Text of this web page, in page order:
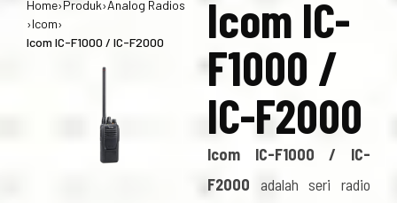
Home›Produk›Analog Radios
›Icom›
Icom IC-F1000 / IC-F2000
Icom IC-
F1000 /
IC-F2000
Icom IC-F1000 / IC-
F2000 adalah seri radio